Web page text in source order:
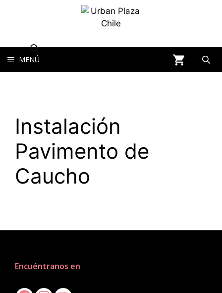
MENÚ
Instalación
Pavimento de
Caucho
Encuéntranos en